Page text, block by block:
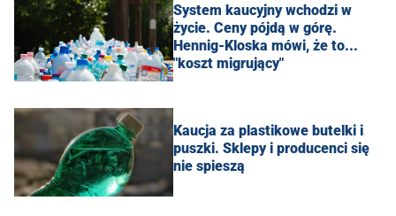
System kaucyjny wchodzi w
życie. Ceny pójdą w górę.
Hennig-Kloska mówi, że to...
"koszt migrujący"
Kaucja za plastikowe butelki i
puszki. Sklepy i producenci się
nie spieszą